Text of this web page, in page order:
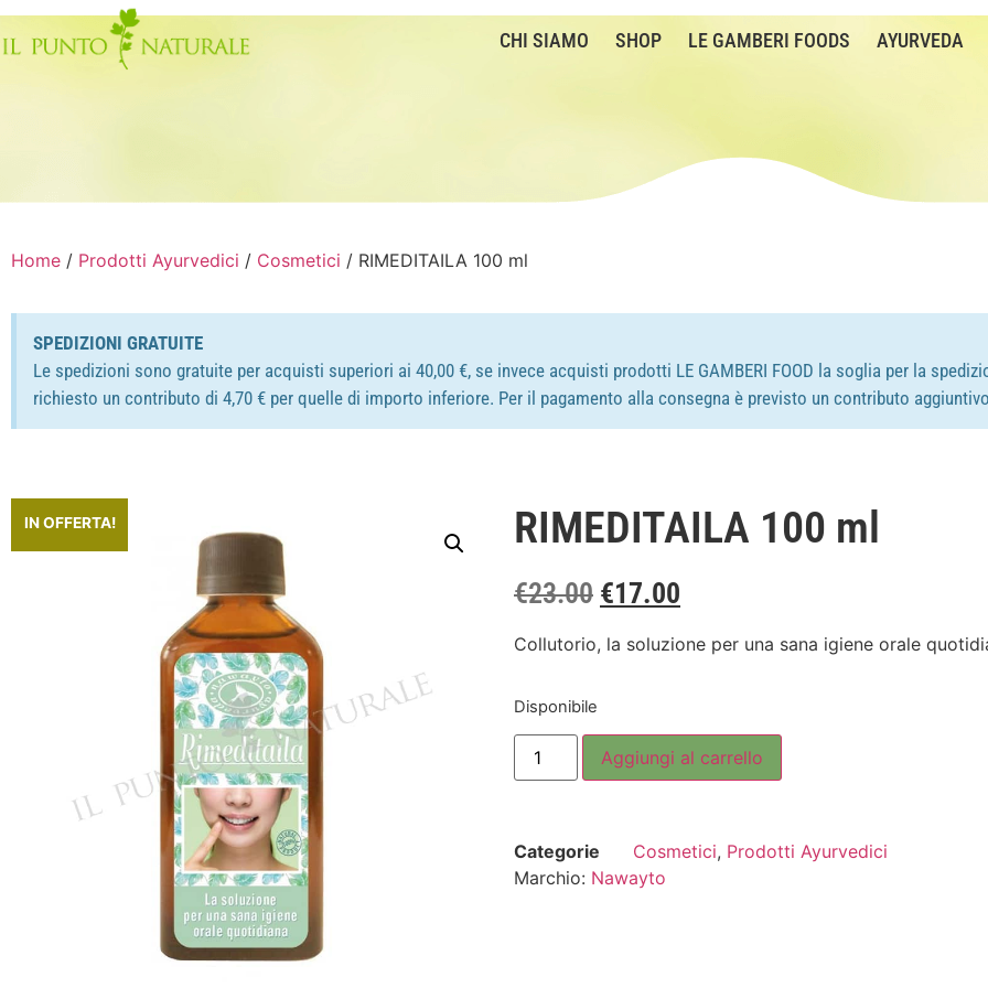
CHI SIAMO SHOP LE GAMBERI FOODS AYURVEDA
Home / Prodotti Ayurvedici / Cosmetici / RIMEDITAILA 100 ml
SPEDIZIONI GRATUITE
Le spedizioni sono gratuite per acquisti superiori ai 40,00 €, se invece acquisti prodotti LE GAMBERI FOOD la soglia per la
richiesto un contributo di 4,70 € per quelle di importo inferiore. Per il pagamento alla consegna è previsto un contributo
IN OFFERTA! RIMEDITAILA 100 ml
€23.00 €17.00
Collutorio, la soluzione per una sana igiene orale
Disponibile
Aggiungi al carrello
Categorie Cosmetici, Prodotti Ayurvedici
Marchio: Nawayto